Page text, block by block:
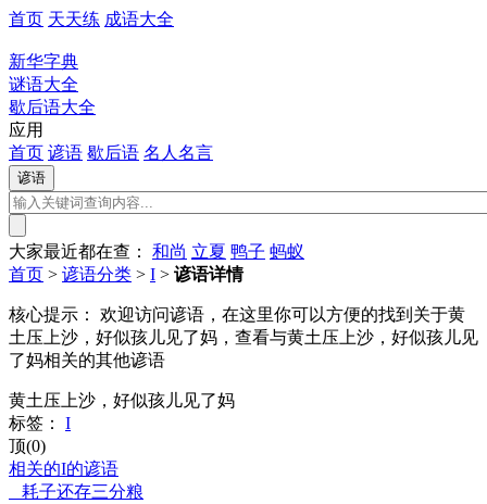
首页 天天练 成语大全
新华字典
谜语大全
歇后语大全
应用
首页 谚语 歇后语 名人名言
大家最近都在查： 和尚 立夏 鸭子 蚂蚁
首页 > 谚语分类 > I > 谚语详情
核心提示：
欢迎访问谚语，在这里你可以方便的找到关于黄
土压上沙，好似孩儿见了妈，查看与黄土压上沙，好似孩儿见
了妈相关的其他谚语
黄土压上沙，好似孩儿见了妈
标签：
I
顶(0)
相关的I的谚语
耗子还存三分粮